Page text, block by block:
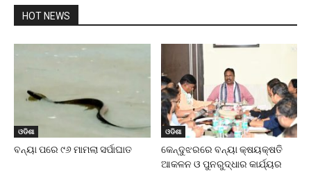
HOT NEWS
ଓଡିଶା
ବନ୍ୟା ପରେ ୯୬ ମାମଲା ସର୍ପାଘାତ
ଓଡିଶା
କେନ୍ଦୁଝରରେ ବନ୍ୟା କ୍ଷୟକ୍ଷତି
ଆକଳନ ଓ ପୁନରୁଦ୍ଧାର କାର୍ଯ୍ୟର